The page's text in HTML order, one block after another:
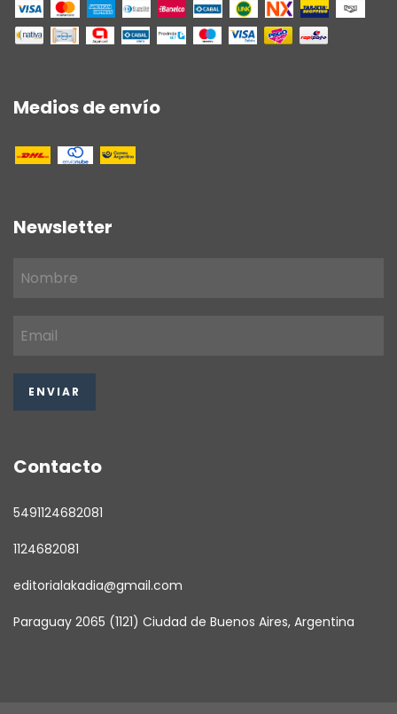
Medios de envío
Newsletter
Contacto
5491124682081
1124682081
editorialakadia@gmail.com
Paraguay 2065 (1121) Ciudad de Buenos Aires, Argentina